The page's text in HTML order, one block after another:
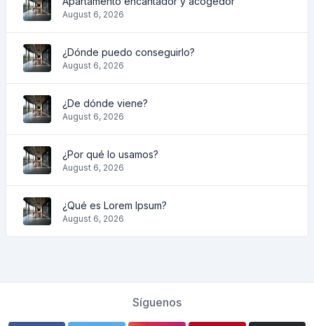
August 6, 2026
¿Dónde puedo conseguirlo?
August 6, 2026
¿De dónde viene?
August 6, 2026
¿Por qué lo usamos?
August 6, 2026
¿Qué es Lorem Ipsum?
August 6, 2026
Síguenos